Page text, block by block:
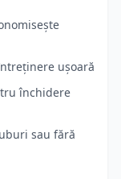
ușoară
închidere
sau fără